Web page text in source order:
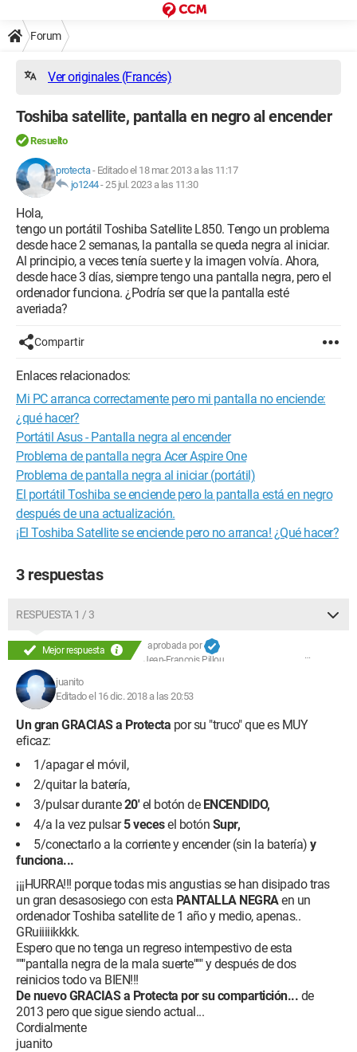
Forum
Ver originales (Francés)
Toshiba satellite, pantalla en negro al encender
Resuelto
protecta- Editado el 18 mar. 2013 a las 11:17
jo1244-25 jul. 2023 a las 11:30
Hola,
tengo un portátil Toshiba Satellite L850. Tengo un problema
desde hace 2 semanas, la pantalla se queda negra al iniciar.
Al principio, a veces tenía suerte y la imagen volvía. Ahora,
desde hace 3 días, siempre tengo una pantalla negra, pero el
ordenador funciona. ¿Podría ser que la pantalla esté
averiada?
Compartir
Enlaces relacionados:
Mi PC arranca correctamente pero mi pantalla no enciende:
¿qué hacer?
Portátil Asus - Pantalla negra al encender
Problema de pantalla negra Acer Aspire One
Problema de pantalla negra al iniciar (portátil)
El portátil Toshiba se enciende pero la pantalla está en negro
después de una actualización.
¡El Toshiba Satellite se enciende pero no arranca! ¿Qué hacer?
3 respuestas
RESPUESTA 1 / 3
Mejor respuesta
aprobada por
Jean-François Pillou
juanito
Editado el 16 dic. 2018 a las 20:53
Un gran GRACIAS a Protecta por su "truco" que es MUY
eficaz:
1/apagar el móvil,
2/quitar la batería,
3/pulsar durante20'el botón de ENCENDIDO,
4/a la vez pulsar5 vecesel botón Supr,
5/conectarlo a la corriente y encender (sin la batería) y
funciona...
¡¡¡HURRA!!! porque todas mis angustias se han disipado tras
un gran desasosiego con esta PANTALLA NEGRAen un
ordenador Toshiba satellite de 1 año y medio, apenas..
GRuiiiiikkkk.
Espero que no tenga un regreso intempestivo de esta
"""pantalla negra de la mala suerte""" y después de dos
reinicios todo va BIEN!!!
De nuevo GRACIAS a Protecta por su compartición... de
2013 pero que sigue siendo actual...
Cordialmente
juanito